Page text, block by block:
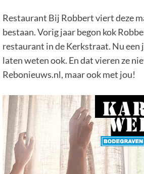
Restaurant Bij Robbert viert deze
bestaan. Vorig jaar begon kok
restaurant in de Kerkstraat. Nu
laten weten ook. En dat vieren ze
Rebonieuws.nl, maar ook met jou!